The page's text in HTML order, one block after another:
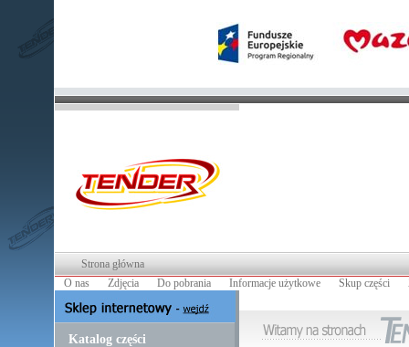
Strona główna
O nas
Zdjęcia Do pobrania Informacje użytkowe Skup części
Katalog części